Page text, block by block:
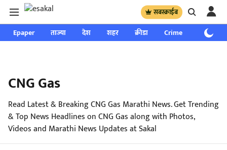
सबस्क्राईब
Epaper ताज्या देश शहर क्रीडा Crime साप्ताहिक
CNG Gas
Read Latest & Breaking CNG Gas Marathi News. Get Trending
& Top News Headlines on CNG Gas along with Photos,
Videos and Marathi News Updates at Sakal